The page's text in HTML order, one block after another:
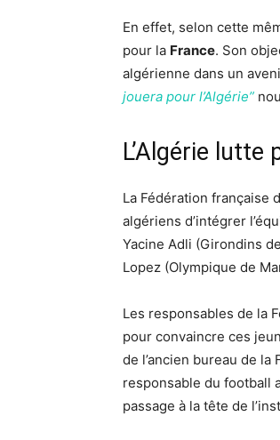
En effet, selon cette
pour la France. Son
algérienne dans un
jouera pour l’Algérie”
L’Algérie
La Fédération française
algériens d’intégrer
Yacine Adli (Girondins
Lopez (Olympique de
Les responsables de la
pour convaincre ces
de l’ancien bureau de la
responsable du football
passage à la tête de